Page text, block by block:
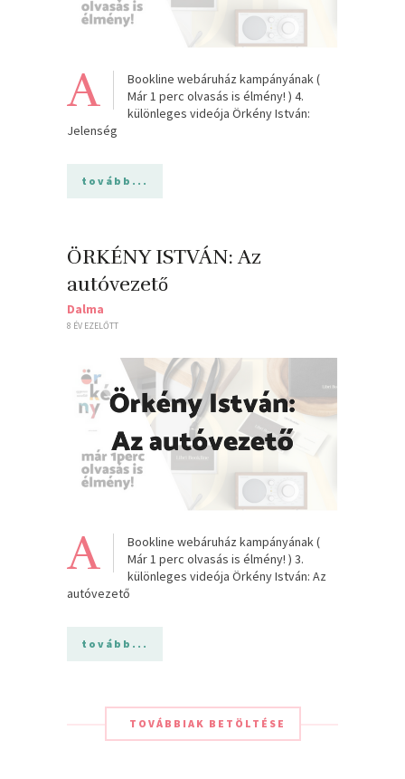
A
Bookline webáruház kampányának (
Már 1 perc olvasás is élmény! ) 4.
különleges videója Örkény István:
Jelenség
tovább...
ÖRKÉNY ISTVÁN: Az
autóvezető
Dalma
8 ÉV EZELŐTT
A
Bookline webáruház kampányának (
Már 1 perc olvasás is élmény! ) 3.
különleges videója Örkény István: Az
autóvezető
tovább...
TOVÁBBIAK BETÖLTÉSE